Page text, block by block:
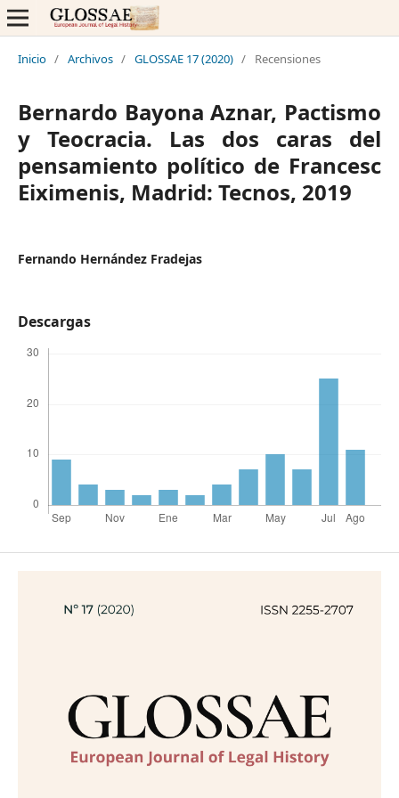
Inicio / Archivos / GLOSSAE 17 (2020) / Recensiones
Bernardo Bayona Aznar, Pactismo
y Teocracia. Las dos caras del
pensamiento político de Francesc
Eiximenis, Madrid: Tecnos, 2019
Fernando Hernández Fradejas
Descargas